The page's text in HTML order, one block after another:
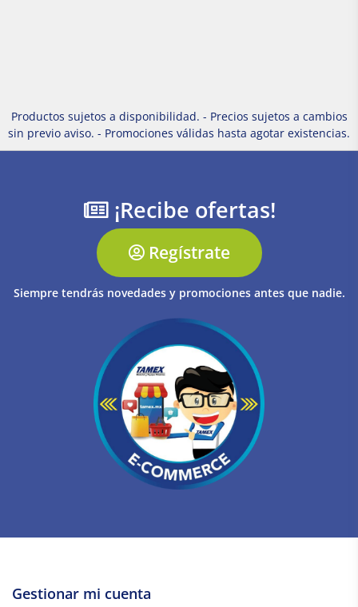
Productos sujetos a disponibilidad. - Precios sujetos a cambios
sin previo aviso. - Promociones válidas hasta agotar existencias.
¡Recibe ofertas!
Regístrate
Siempre tendrás novedades y promociones antes que nadie.
Gestionar mi cuenta